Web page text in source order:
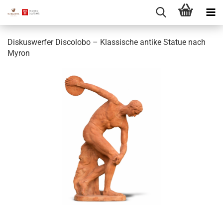
Diskuswerfer Discolobo – Klassische antike Statue nach
Myron